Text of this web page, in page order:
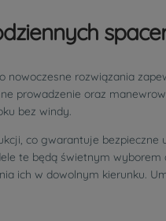
rozwiązania
prowadzenie oraz
bez windy.
co gwarantuje bezpieczne
te będą świetnym
ich w dowolnym kierunku.